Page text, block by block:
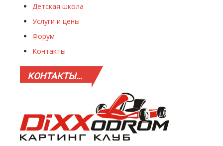
Детская школа
Услуги и цены
Форум
Контакты
КОНТАКТЫ…